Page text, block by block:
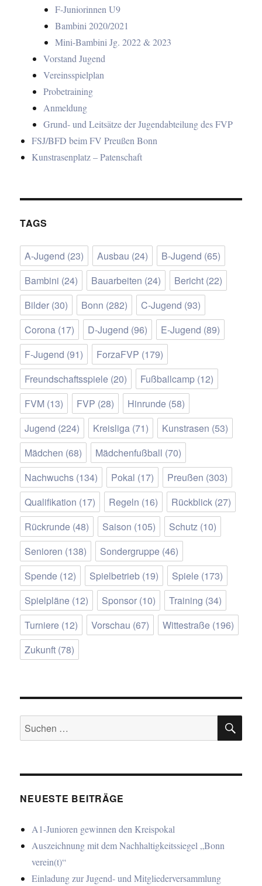
F-Juniorinnen U9
Bambini 2020/2021
Mini-Bambini Jg. 2022 & 2023
Vorstand Jugend
Vereinsspielplan
Probetraining
Anmeldung
Grund- und Leitsätze der Jugendabteilung des FVP
FSJ/BFD beim FV Preußen Bonn
Kunstrasenplatz – Patenschaft
TAGS
A-Jugend (23) Ausbau (24) B-Jugend (65)
Bambini (24) Bauarbeiten (24) Bericht (22)
Bilder (30) Bonn (282) C-Jugend (93)
Corona (17) D-Jugend (96) E-Jugend (89)
F-Jugend (91) ForzaFVP (179)
Freundschaftsspiele (20) Fußballcamp (12)
FVM (13) FVP (28) Hinrunde (58)
Jugend (224) Kreisliga (71) Kunstrasen (53)
Mädchen (68) Mädchenfußball (70)
Nachwuchs (134) Pokal (17) Preußen (303)
Qualifikation (17) Regeln (16) Rückblick (27)
Rückrunde (48) Saison (105) Schutz (10)
Senioren (138) Sondergruppe (46)
Spende (12) Spielbetrieb (19) Spiele (173)
Spielpläne (12) Sponsor (10) Training (34)
Turniere (12) Vorschau (67) Wittestraße (196)
Zukunft (78)
Suchen
nach:
NEUESTE BEITRÄGE
A1-Junioren gewinnen den Kreispokal
Auszeichnung mit dem Nachhaltigkeitssiegel „Bonn
verein(t)“
Einladung zur Jugend- und Mitgliederversammlung